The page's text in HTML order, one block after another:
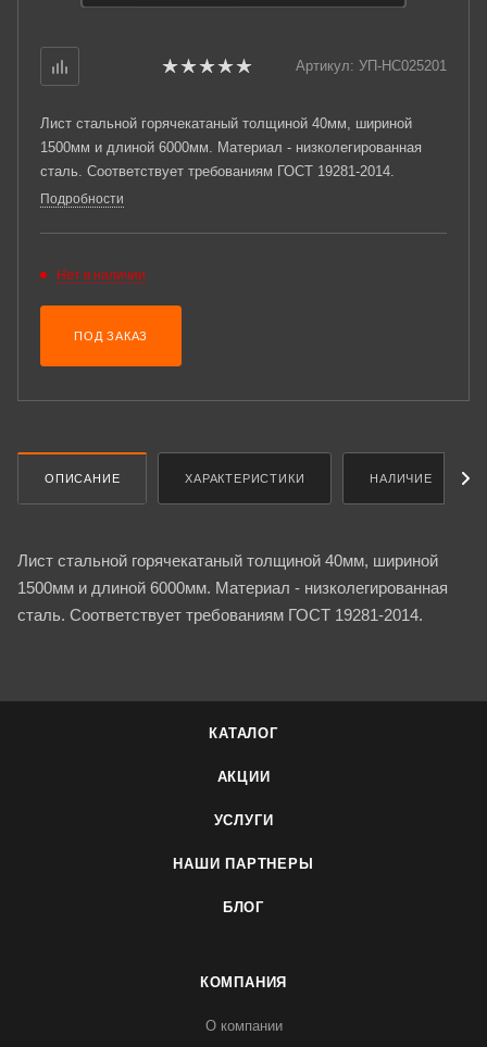
Артикул: УП-НС025201
Лист стальной горячекатаный толщиной 40мм, шириной
1500мм и длиной 6000мм. Материал - низколегированная
сталь. Соответствует требованиям ГОСТ 19281-2014.
Подробности
Нет в наличии
ПОД ЗАКАЗ
ОПИСАНИЕ ХАРАКТЕРИСТИКИ НАЛИЧИЕ
Лист стальной горячекатаный толщиной 40мм, шириной
1500мм и длиной 6000мм. Материал - низколегированная
сталь. Соответствует требованиям ГОСТ 19281-2014.
КАТАЛОГ
АКЦИИ
УСЛУГИ
НАШИ ПАРТНЕРЫ
БЛОГ
КОМПАНИЯ
О компании